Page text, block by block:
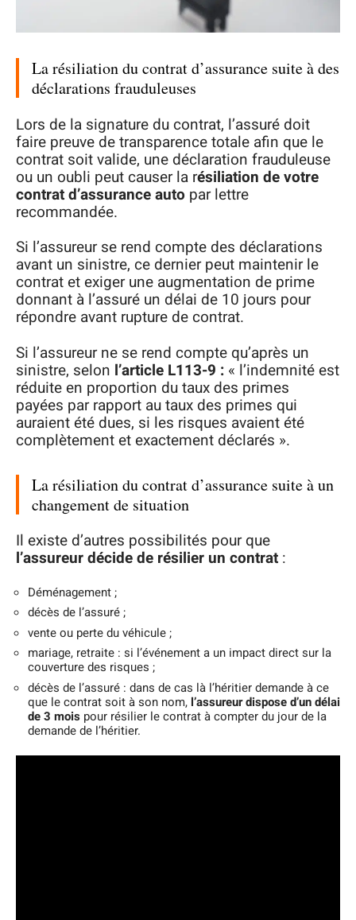
La résiliation du contrat d’assurance suite à des
déclarations frauduleuses
Lors de la signature du contrat, l’assuré doit
faire preuve de transparence totale afin que le
contrat soit valide, une déclaration frauduleuse
ou un oubli peut causer la résiliation de votre
contrat d’assurance auto par lettre
recommandée.
Si l’assureur se rend compte des déclarations
avant un sinistre, ce dernier peut maintenir le
contrat et exiger une augmentation de prime
donnant à l’assuré un délai de 10 jours pour
répondre avant rupture de contrat.
Si l’assureur ne se rend compte qu’après un
sinistre, selon l’article L113-9 : « l’indemnité est
réduite en proportion du taux des primes
payées par rapport au taux des primes qui
auraient été dues, si les risques avaient été
complètement et exactement déclarés ».
La résiliation du contrat d’assurance suite à un
changement de situation
Il existe d’autres possibilités pour que
l’assureur décide de résilier un contrat :
Déménagement ;
décès de l’assuré ;
vente ou perte du véhicule ;
mariage, retraite : si l’événement a un impact direct sur la
couverture des risques ;
décès de l’assuré : dans de cas là l’héritier demande à ce
que le contrat soit à son nom, l’assureur dispose d’un délai
de 3 mois pour résilier le contrat à compter du jour de la
demande de l’héritier.